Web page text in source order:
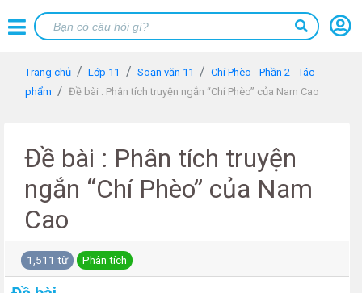
Trang chủ Lớp 11 Soạn văn 11
Chí Phèo - Phần 2 - Tác
phẩm
Đề bài : Phân tích truyện ngắn “Chí Phèo” của Nam Cao
Đề bài : Phân tích truyện
ngắn “Chí Phèo” của Nam
Cao
1,511 từ Phân tích